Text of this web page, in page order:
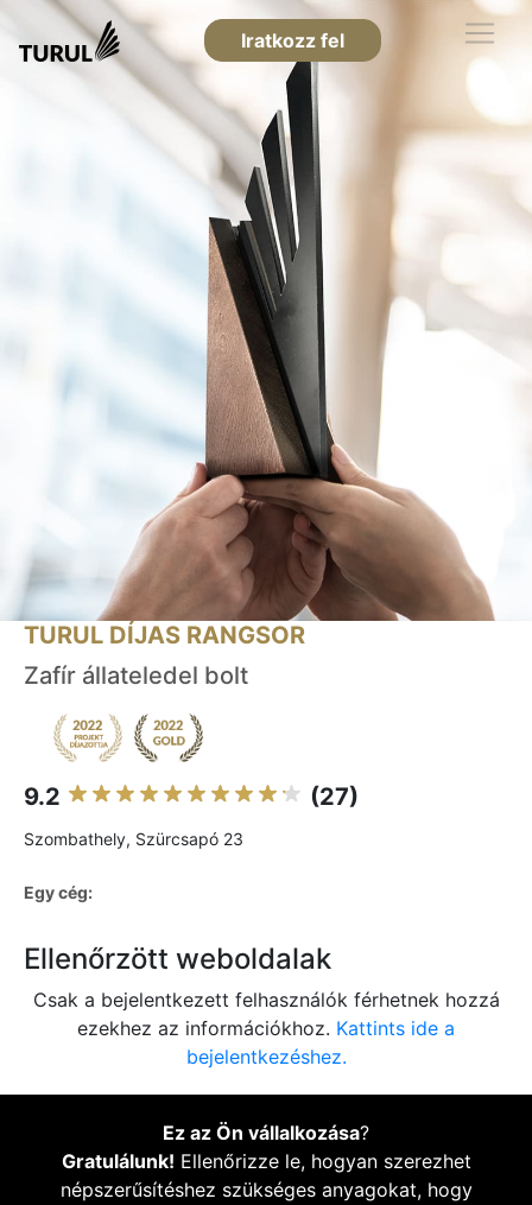
Iratkozz fel
TURUL DÍJAS RANGSOR
Zafír állateledel bolt
9.2 (27)
Szombathely, Szürcsapó 23
Egy cég:
Ellenőrzött weboldalak
Csak a bejelentkezett felhasználók férhetnek hozzá
ezekhez az információkhoz. Kattints ide a
bejelentkezéshez.
Ez az Ön vállalkozása?
Gratulálunk! Ellenőrizze le, hogyan szerezhet
népszerűsítéshez szükséges anyagokat, hogy